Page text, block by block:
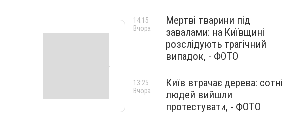
Мертві тварини під
завалами: на Київщині
розслідують трагічний
випадок, - ФОТО
14:15
Вчора
Київ втрачає дерева: сотні
людей вийшли
протестувати, - ФОТО
13:25
Вчора